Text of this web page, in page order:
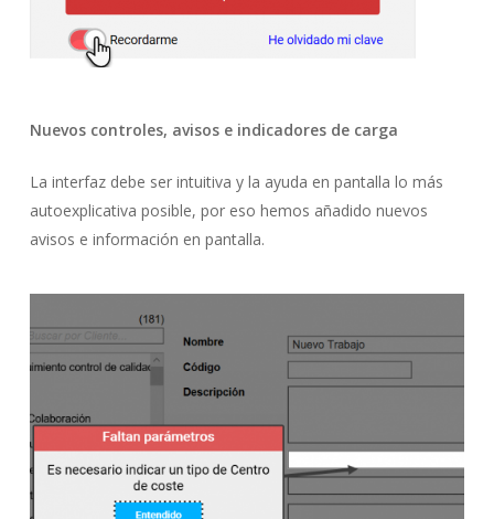
Nuevos controles, avisos e indicadores de carga
La interfaz debe ser intuitiva y la ayuda en pantalla lo más
autoexplicativa posible, por eso hemos añadido nuevos
avisos e información en pantalla.